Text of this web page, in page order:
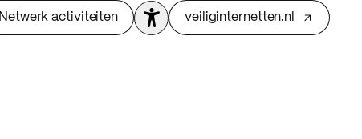
Netwerk activiteiten veiliginternetten.nl